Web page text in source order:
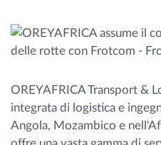
Scopri quanto risparmi
OREYAFRICA Transport &
integrata di logistica e
Angola, Mozambico e